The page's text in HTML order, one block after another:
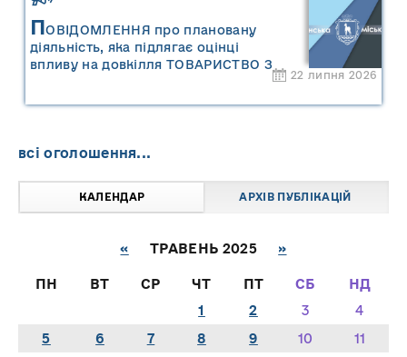
ПОВІДОМЛЕННЯ про плановану
діяльність, яка підлягає оцінці
впливу на довкілля ТОВАРИСТВО З
22 липня 2026
всі оголошення...
КАЛЕНДАР АРХІВ ПУБЛІКАЦІЙ
« ТРАВЕНЬ 2025 »
ПН ВТ СР ЧТ ПТ СБ
НД
1
2 3
4
5
6 7 8 9 10
11